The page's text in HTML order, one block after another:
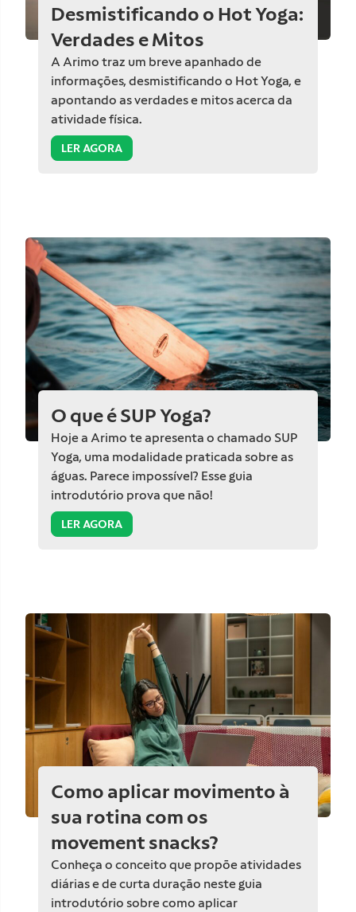
Desmistificando o Hot Yoga:
Verdades e Mitos
A Arimo traz um breve apanhado de
informações, desmistificando o Hot Yoga, e
apontando as verdades e mitos acerca da
atividade física.
LER AGORA
O que é SUP Yoga?
Hoje a Arimo te apresenta o chamado SUP
Yoga, uma modalidade praticada sobre as
águas. Parece impossível? Esse guia
introdutório prova que não!
LER AGORA
Como aplicar movimento à
sua rotina com os
movement snacks?
Conheça o conceito que propõe atividades
diárias e de curta duração neste guia
introdutório sobre como aplicar